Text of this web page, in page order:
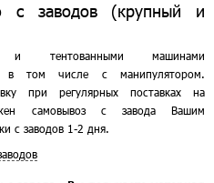
с заводов (крупный и
и тентованными машинами
в том числе с манипулятором.
при регулярных поставках на
самовывоз с завода Вашим
с заводов 1-2 дня.